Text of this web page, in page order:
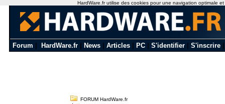
Forum HardWare.fr News Articles PC S'identifier S'inscrire
FORUM HardWare.fr
HardWare.fr utilise des cookies pour une navigation optimale